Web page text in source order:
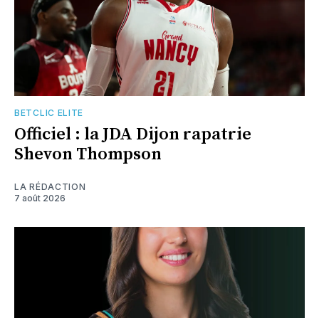
BETCLIC ELITE
Officiel : la JDA Dijon rapatrie
Shevon Thompson
LA RÉDACTION
7 août 2026